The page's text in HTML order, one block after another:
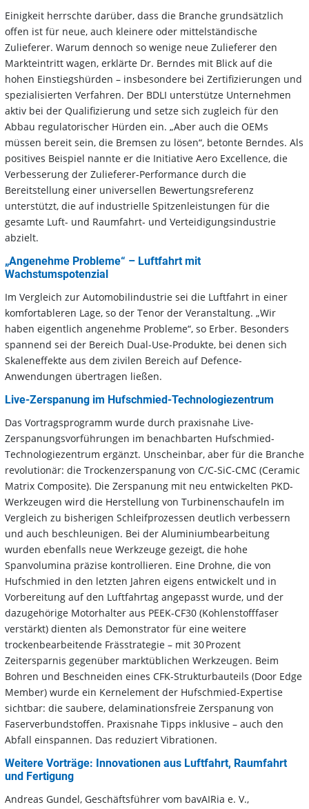
Einigkeit herrschte darüber, dass die Branche grundsätzlich
offen ist für neue, auch kleinere oder mittelständische
Zulieferer. Warum dennoch so wenige neue Zulieferer den
Markteintritt wagen, erklärte Dr. Berndes mit Blick auf die
hohen Einstiegshürden – insbesondere bei Zertifizierungen und
spezialisierten Verfahren. Der BDLI unterstütze Unternehmen
aktiv bei der Qualifizierung und setze sich zugleich für den
Abbau regulatorischer Hürden ein. „Aber auch die OEMs
müssen bereit sein, die Bremsen zu lösen“, betonte Berndes. Als
positives Beispiel nannte er die Initiative Aero Excellence, die
Verbesserung der Zulieferer-Performance durch die
Bereitstellung einer universellen Bewertungsreferenz
unterstützt, die auf industrielle Spitzenleistungen für die
gesamte Luft- und Raumfahrt- und Verteidigungsindustrie
abzielt.
„Angenehme Probleme“ – Luftfahrt mit
Wachstumspotenzial
Im Vergleich zur Automobilindustrie sei die Luftfahrt in einer
komfortableren Lage, so der Tenor der Veranstaltung. „Wir
haben eigentlich angenehme Probleme“, so Erber. Besonders
spannend sei der Bereich Dual-Use-Produkte, bei denen sich
Skaleneffekte aus dem zivilen Bereich auf Defence-
Anwendungen übertragen ließen.
Live-Zerspanung im Hufschmied-Technologiezentrum
Das Vortragsprogramm wurde durch praxisnahe Live-
Zerspanungsvorführungen im benachbarten Hufschmied-
Technologiezentrum ergänzt. Unscheinbar, aber für die Branche
revolutionär: die Trockenzerspanung von C/C-SiC-CMC (Ceramic
Matrix Composite). Die Zerspanung mit neu entwickelten PKD-
Werkzeugen wird die Herstellung von Turbinenschaufeln im
Vergleich zu bisherigen Schleifprozessen deutlich verbessern
und auch beschleunigen. Bei der Aluminiumbearbeitung
wurden ebenfalls neue Werkzeuge gezeigt, die hohe
Spanvolumina präzise kontrollieren. Eine Drohne, die von
Hufschmied in den letzten Jahren eigens entwickelt und in
Vorbereitung auf den Luftfahrtag angepasst wurde, und der
dazugehörige Motorhalter aus PEEK-CF30 (Kohlenstofffaser
verstärkt) dienten als Demonstrator für eine weitere
trockenbearbeitende Frässtrategie – mit 30 Prozent
Zeitersparnis gegenüber marktüblichen Werkzeugen. Beim
Bohren und Beschneiden eines CFK-Strukturbauteils (Door Edge
Member) wurde ein Kernelement der Hufschmied-Expertise
sichtbar: die saubere, delaminationsfreie Zerspanung von
Faserverbundstoffen. Praxisnahe Tipps inklusive – auch den
Abfall einspannen. Das reduziert Vibrationen.
Weitere Vorträge: Innovationen aus Luftfahrt, Raumfahrt
und Fertigung
Andreas Gundel, Geschäftsführer vom bavAIRia e. V.,